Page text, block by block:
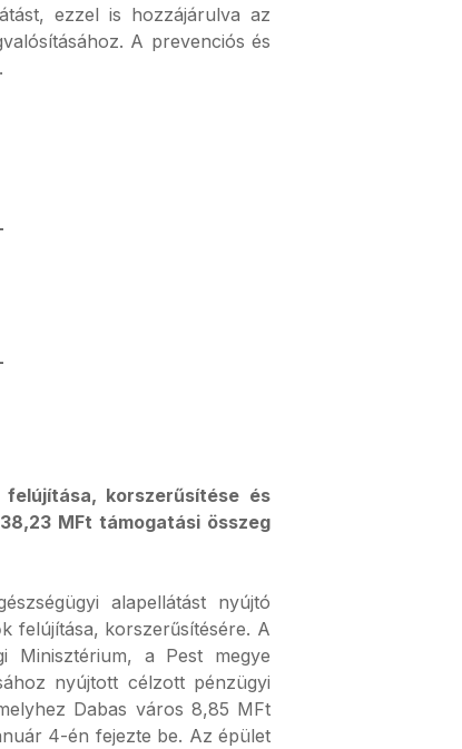
ezzel is hozzájárulva az
A prevenciós és
korszerűsítése és
MFt támogatási összeg
alapellátást nyújtó
felújítása, korszerűsítésére. A
Minisztérium, a Pest megye
nyújtott célzott pénzügyi
Dabas város 8,85 MFt
4-én fejezte be. Az épület